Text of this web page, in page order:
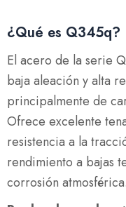
¿Qué es Q345q?
El acero de la serie
baja aleación y alta
principalmente de
Ofrece excelente
resistencia a la
rendimiento a bajas
corrosión atmosférica.